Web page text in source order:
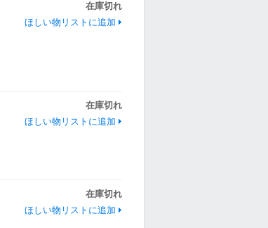
在庫切れ
ほしい物リストに追加
在庫切れ
ほしい物リストに追加
在庫切れ
ほしい物リストに追加